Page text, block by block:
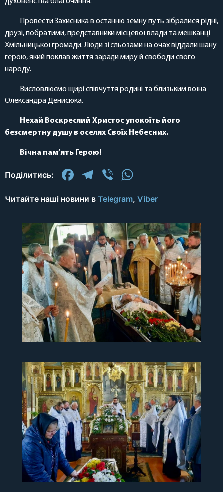
духовенства благочиння.
Провести Захисника в останню земну путь зібралися рідні,
друзі, побратими, представники місцевої влади та мешканці
Хмільницької громади. Люди зі сльозами на очах віддали шану
герою, який поклав життя заради миру й свободи свого
народу.
Висловлюємо щирі співчуття родині та близьким воїна
Олександра Денисюка.
Нехай Воскреслий Христос упокоїть його
безсмертну душу в оселях Своїх Небесних.
Вічна пам’ять Герою!
Поділитись: Facebook
Telegram
Viber
Читайте наші новини в Telegram, Viber